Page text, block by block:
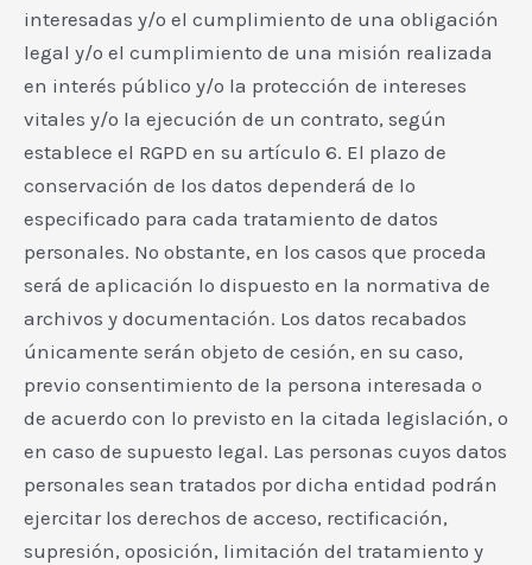
interesadas y/o el cumplimiento de una obligación
legal y/o el cumplimiento de una misión realizada
en interés público y/o la protección de intereses
vitales y/o la ejecución de un contrato, según
establece el RGPD en su artículo 6. El plazo de
conservación de los datos dependerá de lo
especificado para cada tratamiento de datos
personales. No obstante, en los casos que proceda
será de aplicación lo dispuesto en la normativa de
archivos y documentación. Los datos recabados
únicamente serán objeto de cesión, en su caso,
previo consentimiento de la persona interesada o
de acuerdo con lo previsto en la citada legislación, o
en caso de supuesto legal. Las personas cuyos datos
personales sean tratados por dicha entidad podrán
ejercitar los derechos de acceso, rectificación,
supresión, oposición, limitación del tratamiento y